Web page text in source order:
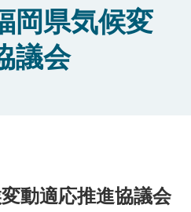
岡県気候変
議会
動適応推進協議会